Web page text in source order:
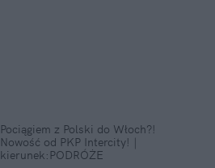
Pociągiem z Polski do Włoch?!
Nowość od PKP Intercity! |
kierunek:PODRÓŻE